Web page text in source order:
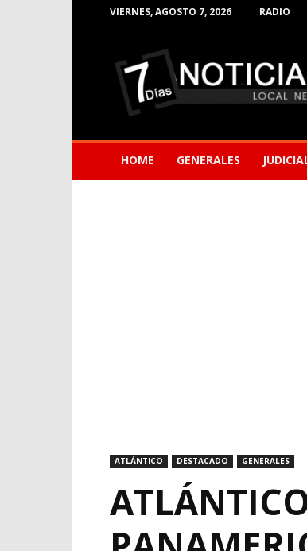
VIERNES, AGOSTO 7, 2026 RADIO
Noticias
de
Barranquilla
HOME GENERALES
ATLÁNTICO DESTACADO GENERALES